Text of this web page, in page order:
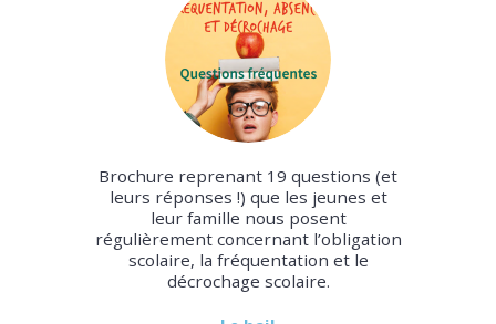
Brochure reprenant 19 questions (et
leurs réponses !) que les jeunes et
leur famille nous posent
régulièrement concernant l’obligation
scolaire, la fréquentation et le
décrochage scolaire.